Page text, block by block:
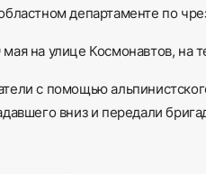
департаменте по
на улице Космонавтов, на
с помощью
вниз и передали